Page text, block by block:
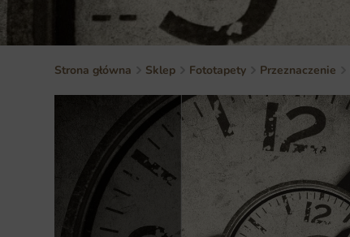
Strona główna Sklep Fototapety Przeznaczenie